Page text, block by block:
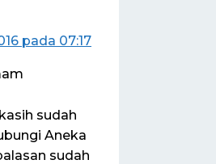
pada 07:17
sudah
Aneka
sudah